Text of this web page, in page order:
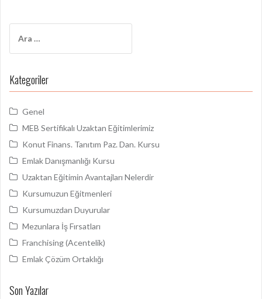
l
ı
m
ı
a
a
:
Kategoriler
Genel
MEB Sertifikalı Uzaktan Eğitimlerimiz
Konut Finans. Tanıtım Paz. Dan. Kursu
Emlak Danışmanlığı Kursu
Uzaktan Eğitimin Avantajları Nelerdir
Kursumuzun Eğitmenleri
Kursumuzdan Duyurular
Mezunlara İş Fırsatları
Franchising (Acentelik)
Emlak Çözüm Ortaklığı
Son Yazılar